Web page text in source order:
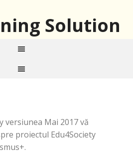
Solution
versiunea Mai 2017 vă
proiectul Edu4Society